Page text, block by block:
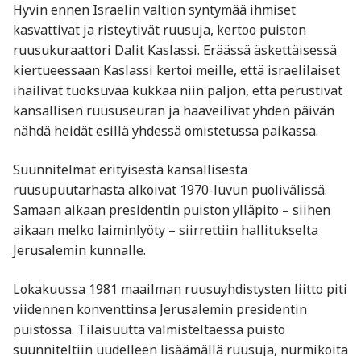
Hyvin ennen Israelin valtion syntymää ihmiset
kasvattivat ja risteytivät ruusuja, kertoo puiston
ruusukuraattori Dalit Kaslassi. Eräässä äskettäisessä
kiertueessaan Kaslassi kertoi meille, että israelilaiset
ihailivat tuoksuvaa kukkaa niin paljon, että perustivat
kansallisen ruususeuran ja haaveilivat yhden päivän
nähdä heidät esillä yhdessä omistetussa paikassa.
Suunnitelmat erityisestä kansallisesta
ruusupuutarhasta alkoivat 1970-luvun puolivälissä.
Samaan aikaan presidentin puiston ylläpito – siihen
aikaan melko laiminlyöty – siirrettiin hallitukselta
Jerusalemin kunnalle.
Lokakuussa 1981 maailman ruusuyhdistysten liitto piti
viidennen konventtinsa Jerusalemin presidentin
puistossa. Tilaisuutta valmisteltaessa puisto
suunniteltiin uudelleen lisäämällä ruusuja, nurmikoita